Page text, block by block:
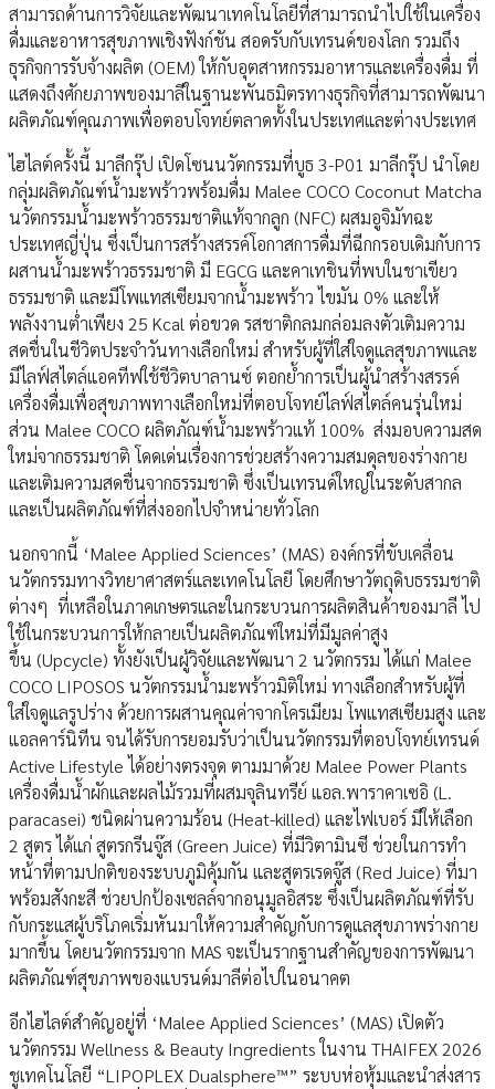
สามารถด้านการวิจัยและพัฒนาเทคโนโลยีที่สามารถนำไปใช้ในเครื่อง
ดื่มและอาหารสุขภาพเชิงฟังก์ชัน สอดรับกับเทรนด์ของโลก รวมถึง
ธุรกิจการรับจ้างผลิต (OEM) ให้กับอุตสาหกรรมอาหารและเครื่องดื่ม ที่
แสดงถึงศักยภาพของมาลีในฐานะพันธมิตรทางธุรกิจที่สามารถพัฒนา
ผลิตภัณฑ์คุณภาพเพื่อตอบโจทย์ตลาดทั้งในประเทศและต่างประเทศ
ไฮไลต์ครั้งนี้ มาลีกรุ๊ป เปิดโซนนวัตกรรมที่บูธ 3-P01 มาลีกรุ๊ป นำโดย
กลุ่มผลิตภัณฑ์น้ำมะพร้าวพร้อมดื่ม Malee COCO Coconut Matcha
นวัตกรรมน้ำมะพร้าวธรรมชาติแท้จากลูก (NFC) ผสมอูจิมัทฉะ
ประเทศญี่ปุ่น ซึ่งเป็นการสร้างสรรค์โอกาสการดื่มที่ฉีกกรอบเดิมกับการ
ผสานน้ำมะพร้าวธรรมชาติ มี EGCG และคาเทชินที่พบในชาเขียว
ธรรมชาติ และมีโพแทสเซียมจากน้ำมะพร้าว ไขมัน 0% และให้
พลังงานต่ำเพียง 25 Kcal ต่อขวด รสชาติกลมกล่อมลงตัวเติมความ
สดชื่นในชีวิตประจำวันทางเลือกใหม่ สำหรับผู้ที่ใส่ใจดูแลสุขภาพและ
มีไลฟ์สไตล์แอคทีฟใช้ชีวิตบาลานซ์ ตอกย้ำการเป็นผู้นำสร้างสรรค์
เครื่องดื่มเพื่อสุขภาพทางเลือกใหม่ที่ตอบโจทย์ไลฟ์สไตล์คนรุ่นใหม่
ส่วน Malee COCO ผลิตภัณฑ์น้ำมะพร้าวแท้ 100% ส่งมอบความสด
ใหม่จากธรรมชาติ โดดเด่นเรื่องการช่วยสร้างความสมดุลของร่างกาย
และเติมความสดชื่นจากธรรมชาติ ซึ่งเป็นเทรนด์ใหญ่ในระดับสากล
และเป็นผลิตภัณฑ์ที่ส่งออกไปจำหน่ายทั่วโลก
นอกจากนี้ ‘Malee Applied Sciences’ (MAS) องค์กรที่ขับเคลื่อน
นวัตกรรมทางวิทยาศาสตร์และเทคโนโลยี โดยศึกษาวัตถุดิบธรรมชาติ
ต่างๆ ที่เหลือในภาคเกษตรและในกระบวนการผลิตสินค้าของมาลี ไป
ใช้ในกระบวนการให้กลายเป็นผลิตภัณฑ์ใหม่ที่มีมูลค่าสูง
ขึ้น (Upcycle) ทั้งยังเป็นผู้วิจัยและพัฒนา 2 นวัตกรรม ได้แก่ Malee
COCO LIPOSOS นวัตกรรมน้ำมะพร้าวมิติใหม่ ทางเลือกสำหรับผู้ที่
ใส่ใจดูแลรูปร่าง ด้วยการผสานคุณค่าจากโครเมียม โพแทสเซียมสูง และ
แอลคาร์นิทีน จนได้รับการยอมรับว่าเป็นนวัตกรรมที่ตอบโจทย์เทรนด์
Active Lifestyle ได้อย่างตรงจุด ตามมาด้วย Malee Power Plants
เครื่องดื่มน้ำผักและผลไม้รวมที่ผสมจุลินทรีย์ แอล.พาราคาเซอิ (L.
paracasei) ชนิดผ่านความร้อน (Heat-killed) และไฟเบอร์ มีให้เลือก
2 สูตร ได้แก่ สูตรกรีนจู๊ส (Green Juice) ที่มีวิตามินซี ช่วยในการทำ
หน้าที่ตามปกติของระบบภูมิคุ้มกัน และสูตรเรดจู๊ส (Red Juice) ที่มา
พร้อมสังกะสี ช่วยปกป้องเซลล์จากอนุมูลอิสระ ซึ่งเป็นผลิตภัณฑ์ที่รับ
กับกระแสผู้บริโภคเริ่มหันมาให้ความสำคัญกับการดูแลสุขภาพร่างกาย
มากขึ้น โดยนวัตกรรมจาก MAS จะเป็นรากฐานสำคัญของการพัฒนา
ผลิตภัณฑ์สุขภาพของแบรนด์มาลีต่อไปในอนาคต
อีกไฮไลต์สำคัญอยู่ที่ ‘Malee Applied Sciences’ (MAS) เปิดตัว
นวัตกรรม Wellness & Beauty Ingredients ในงาน THAIFEX 2026
ชูเทคโนโลยี “LIPOPLEX Dualsphere™” ระบบห่อหุ้มและนำส่งสาร